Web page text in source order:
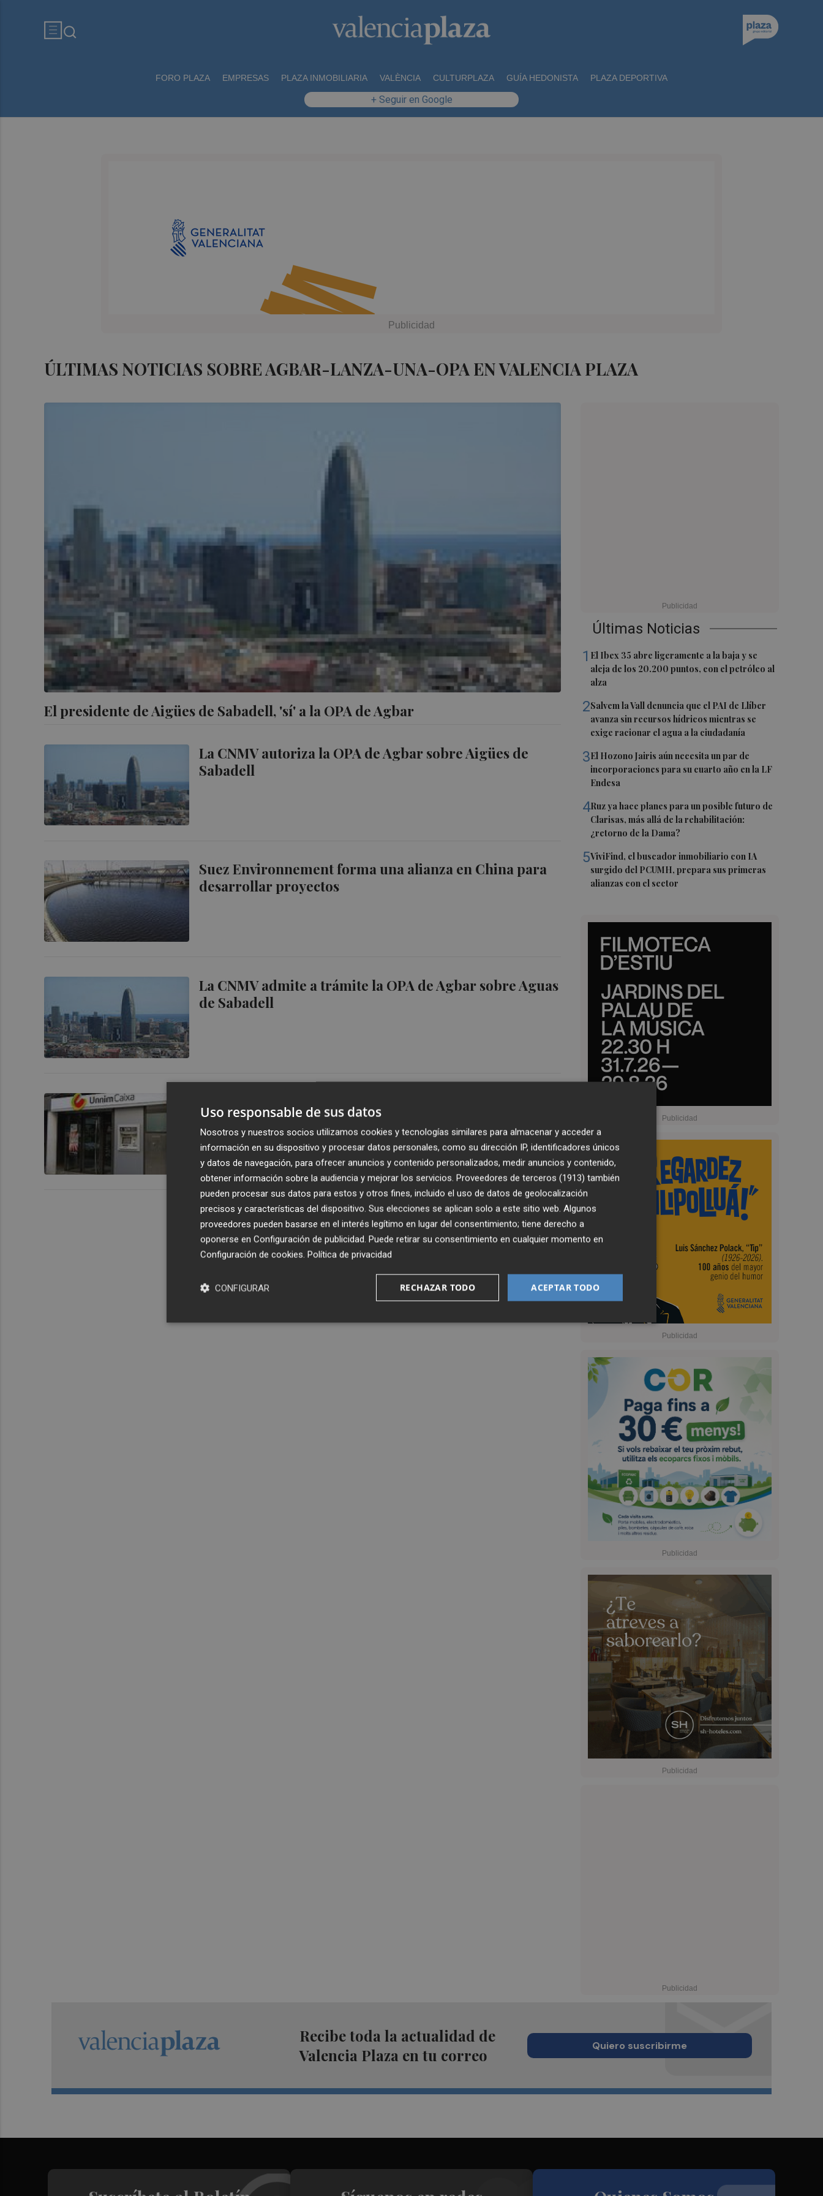
FORO PLAZA EMPRESAS PLAZA INMOBILIARIA VALÈNCIA CULTURPLAZA GUÍA HEDONISTA PLAZA DEPORTIVA
+ Seguir en Google
ÚLTIMAS NOTICIAS SOBRE AGBAR-LANZA-UNA-OPA EN VALENCIA PLAZA
El presidente de Aigües de Sabadell, 'sí' a la OPA de Agbar
La CNMV autoriza la OPA de Agbar sobre Aigües de
Sabadell
Suez Environnement forma una alianza en China para
desarrollar proyectos
La CNMV admite a trámite la OPA de Agbar sobre Aguas
de Sabadell
Aguas de Barcelona lanza una OPA sobre Aigües de
Sabadell a 60 euros la acción
Últimas Noticias
1 El Ibex 35 abre ligeramente a la baja y se
aleja de los 20.200 puntos, con el petróleo al
alza
2Salvem la Vall denuncia que el PAI de Llíber
avanza sin recursos hídricos mientras se
exige racionar el agua a la ciudadanía
3El Hozono Jairis aún necesita un par de
incorporaciones para su cuarto año en la LF
Endesa
4Ruz ya hace planes para un posible futuro de
Clarisas, más allá de la rehabilitación:
¿retorno de la Dama?
5ViviFind, el buscador inmobiliario con IA
surgido del PCUMH, prepara sus primeras
alianzas con el sector
Recibe toda la actualidad de
Valencia Plaza en tu correo
Quiero suscribirme
Uso responsable de sus datos
Nosotros y nuestros socios utilizamos cookies y tecnologías similares para almacenar y acceder a
información en su dispositivo y procesar datos personales, como su dirección IP, identificadores únicos
y datos de navegación, para ofrecer anuncios y contenido personalizados, medir anuncios y contenido,
obtener información sobre la audiencia y mejorar los servicios. Proveedores de terceros (1913) también
pueden procesar sus datos para estos y otros fines, incluido el uso de datos de geolocalización
precisos y características del dispositivo. Sus elecciones se aplican solo a este sitio web. Algunos
proveedores pueden basarse en el interés legítimo en lugar del consentimiento; tiene derecho a
oponerse en Configuración de publicidad. Puede retirar su consentimiento en cualquier momento en
Configuración de cookies. Política de privacidad
ACEPTAR TODO
RECHAZAR TODO
CONFIGURAR